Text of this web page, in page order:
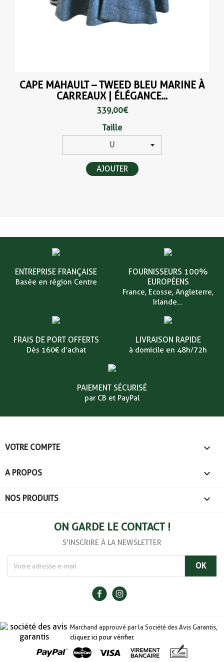
CAPE MAHAULT – TWEED BLEU MARINE À
CARREAUX | ÉLÉGANCE...
339,00 €
Taille
AJOUTER
ENTREPRISE FRANÇAISE
Basée en région Centre
FOURNISSEURS 100%
EUROPÉENS
France, Ecosse, Angleterre,
Irlande...
FRAIS DE PORT OFFERTS
Dès 160€ d’achat
LIVRAISON RAPIDE
à domicile en 48h/72h
PAIEMENT SÉCURISÉ
par CB et PayPal
VOTRE COMPTE 
A PROPOS 
NOS PRODUITS 
ON GARDE LE CONTACT !
S'INSCRIRE À LA NEWSLETTER
Marchand approuvé par la Société des Avis Garantis,
cliquez ici pour vérifier.